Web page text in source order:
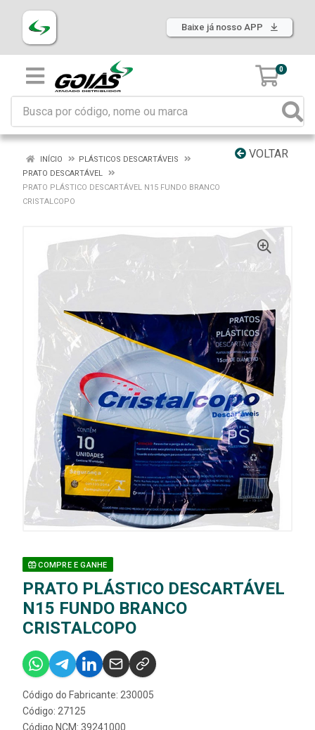
Baixe já nosso APP
0
VOLTAR
INÍCIO
PLÁSTICOS DESCARTÁVEIS
PRATO DESCARTÁVEL
PRATO PLÁSTICO DESCARTÁVEL N15 FUNDO BRANCO
CRISTALCOPO
COMPRE E GANHE
PRATO PLÁSTICO DESCARTÁVEL
N15 FUNDO BRANCO
CRISTALCOPO
Código do Fabricante: 230005
Código: 27125
Código NCM: 39241000